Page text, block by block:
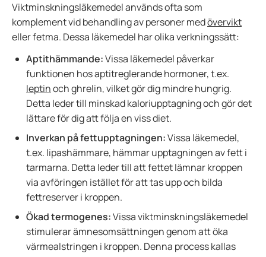
Viktminskningsläkemedel används ofta som
komplement vid behandling av personer medövervikt
eller fetma. Dessa läkemedel har olika verkningssätt:
Aptithämmande:Vissa läkemedel påverkar
funktionen hos aptitreglerande hormoner, t.ex.
leptinoch ghrelin, vilket gör dig mindre hungrig.
Detta leder till minskad kaloriupptagning och gör det
lättare för dig att följa en viss diet.
Inverkan på fettupptagningen:Vissa läkemedel,
t.ex. lipashämmare, hämmar upptagningen av fett i
tarmarna. Detta leder till att fettet lämnar kroppen
via avföringen istället för att tas upp och bilda
fettreserver i kroppen.
Ökad termogenes:Vissa viktminskningsläkemedel
stimulerar ämnesomsättningen genom att öka
värmealstringen i kroppen. Denna process kallas